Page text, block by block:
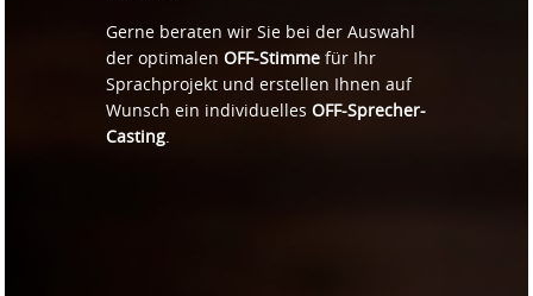
Gerne beraten wir Sie bei der Auswahl
der optimalenOFF-Stimme für Ihr
Sprachprojekt und erstellen Ihnen auf
Wunsch ein individuellesOFF-Sprecher-
Casting